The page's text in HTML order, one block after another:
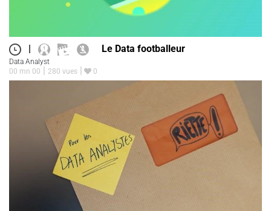
Le Data footballeur
Data Analyst
00 mn 00
280 vues 0